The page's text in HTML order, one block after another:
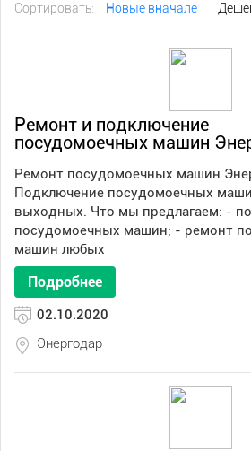
Сортировать: Новые вначале
Ремонт и подключение
посудомоечных машин
Ремонт посудомоечных машин
Подключение посудомоечных
выходных. Что мы предлагаем: -
посудомоечных машин; - ремонт
машин любых
Подробнее
02.10.2020
Энергодар